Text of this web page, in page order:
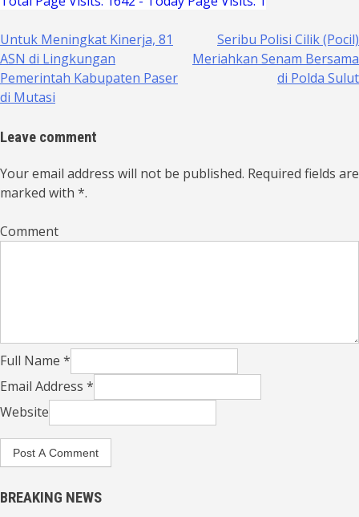
Navigasi
pos
Untuk Meningkat Kinerja, 81
ASN di Lingkungan
Pemerintah Kabupaten Paser
di Mutasi
Seribu Polisi Cilik (Pocil)
Meriahkan Senam Bersama
di Polda Sulut
Leave comment
Your email address will not be published. Required fields are
marked with *.
Comment
Full Name *
Email Address *
Website
BREAKING NEWS